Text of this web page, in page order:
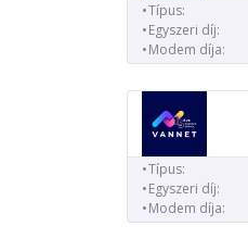
Típus:
Egyszeri díj:
Modem díja:
Típus:
Egyszeri díj:
Modem díja: